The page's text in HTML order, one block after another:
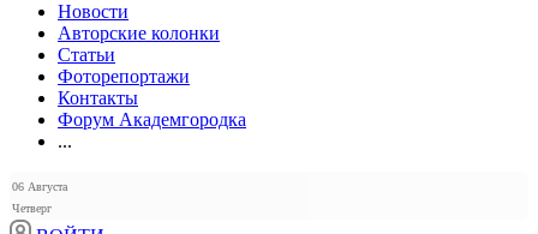
Новости
Авторские колонки
Статьи
Фоторепортажи
Контакты
Форум Академгородка
...
06 Августа
Четверг